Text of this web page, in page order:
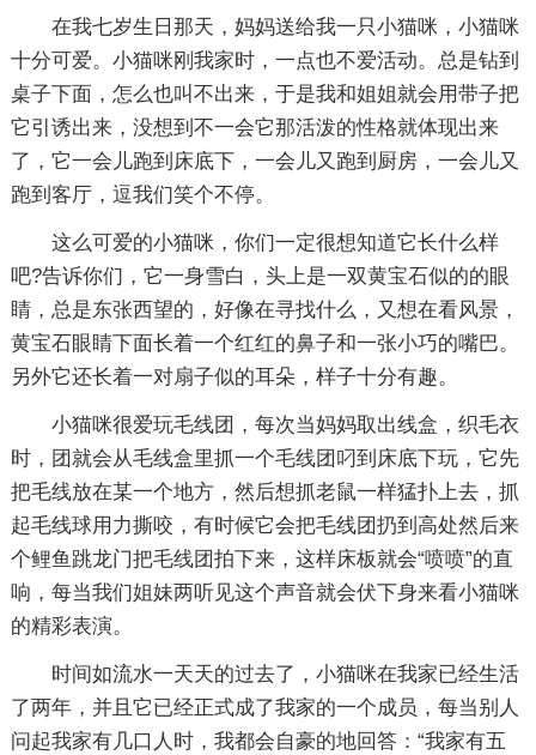
在我七岁生日那天，妈妈送给我一只小猫咪，小猫咪
十分可爱。小猫咪刚我家时，一点也不爱活动。总是钻到
桌子下面，怎么也叫不出来，于是我和姐姐就会用带子把
它引诱出来，没想到不一会它那活泼的性格就体现出来
了，它一会儿跑到床底下，一会儿又跑到厨房，一会儿又
跑到客厅，逗我们笑个不停。
这么可爱的小猫咪，你们一定很想知道它长什么样
吧?告诉你们，它一身雪白，头上是一双黄宝石似的的眼
睛，总是东张西望的，好像在寻找什么，又想在看风景，
黄宝石眼睛下面长着一个红红的鼻子和一张小巧的嘴巴。
另外它还长着一对扇子似的耳朵，样子十分有趣。
小猫咪很爱玩毛线团，每次当妈妈取出线盒，织毛衣
时，团就会从毛线盒里抓一个毛线团叼到床底下玩，它先
把毛线放在某一个地方，然后想抓老鼠一样猛扑上去，抓
起毛线球用力撕咬，有时候它会把毛线团扔到高处然后来
个鲤鱼跳龙门把毛线团拍下来，这样床板就会“喷喷”的直
响，每当我们姐妹两听见这个声音就会伏下身来看小猫咪
的精彩表演。
时间如流水一天天的过去了，小猫咪在我家已经生活
了两年，并且它已经正式成了我家的一个成员，每当别人
问起我家有几口人时，我都会自豪的地回答：“我家有五